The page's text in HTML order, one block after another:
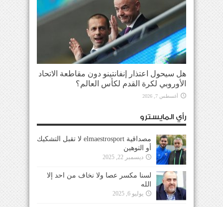
هل سيحول اعتذار إنفانتينو دون مقاطعة الاتحاد
الأوروبي لكرة القدم لكأس العالم؟
أغسطس 7, 2026
رأي المايسترو
مصداقية elmaestrosport لا تقبل التشكيك
أو التوهين
ديسمبر 22, 2025
لسنا مكسر عصا ولا نخاف من احد إلا
الله
يوليو 6, 2025